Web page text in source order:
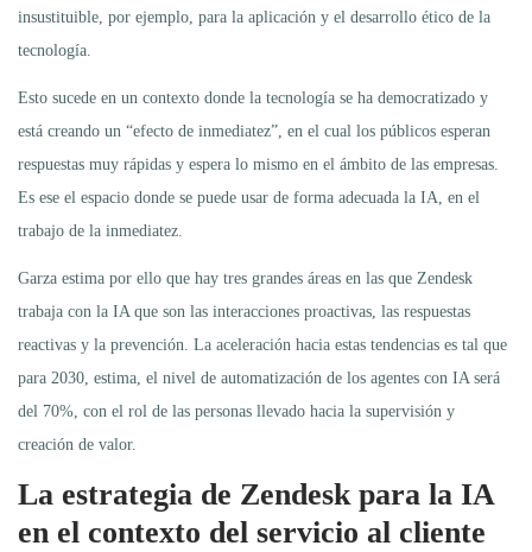
insustituible, por ejemplo, para la aplicación y el desarrollo ético de la
tecnología.
Esto sucede en un contexto donde la tecnología se ha democratizado y
está creando un “efecto de inmediatez”, en el cual los públicos esperan
respuestas muy rápidas y espera lo mismo en el ámbito de las empresas.
Es ese el espacio donde se puede usar de forma adecuada la IA, en el
trabajo de la inmediatez.
Garza estima por ello que hay tres grandes áreas en las que Zendesk
trabaja con la IA que son las interacciones proactivas, las respuestas
reactivas y la prevención. La aceleración hacia estas tendencias es tal que
para 2030, estima, el nivel de automatización de los agentes con IA será
del 70%, con el rol de las personas llevado hacia la supervisión y
creación de valor.
La estrategia de Zendesk para la IA
en el contexto del servicio al cliente